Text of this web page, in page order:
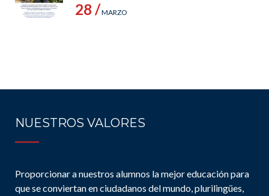
28 /MARZO
NUESTROS VALORES
Proporcionar a nuestros alumnos la mejor educación para
que se conviertan en ciudadanos del mundo, plurilingües,